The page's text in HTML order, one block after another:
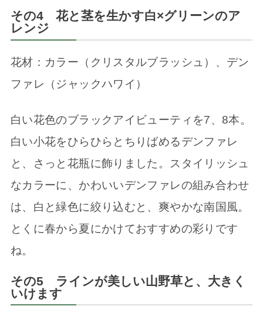
その4 花と茎を生かす白×グリーンのア
レンジ
花材：カラー（クリスタルブラッシュ）、デン
ファレ（ジャックハワイ）
白い花色のブラックアイビューティを7、8本。
白い小花をひらひらとちりばめるデンファレ
と、さっと花瓶に飾りました。スタイリッシュ
なカラーに、かわいいデンファレの組み合わせ
は、白と緑色に絞り込むと、爽やかな南国風。
とくに春から夏にかけておすすめの彩りです
ね。
その5 ラインが美しい山野草と、大きく
いけます